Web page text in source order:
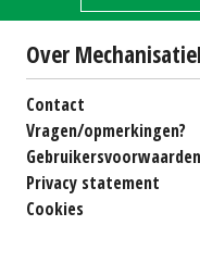
Over
Contact
Vragen/opmerkingen?
Gebruikersvoorwaarden
Privacy statement
Cookies